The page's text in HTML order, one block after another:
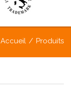
Accueil / Produits